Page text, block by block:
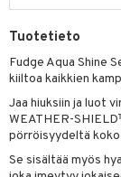
Tuotetieto
Fudge Aqua Shine
kiiltoa kaikkien
Jaa hiuksiin ja luot
WEATHER-
pörröisyydeltä koko
Se sisältää myös
Huulten Hoito
Happy
Happy For
Miehille